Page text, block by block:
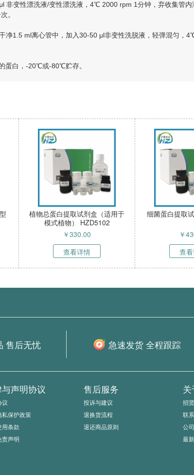
非变性漂洗液/变性漂洗液，4℃ 2000 rpm 1分钟，弃收集管内
。
净1.5 ml离心管中，加入30-50 μl非变性洗脱液，轻弹混匀，
蛋白，-20℃或-80℃贮存。
植物总蛋白提取试剂盒（适用于
模式植物） HZD5102
￥330.00
查看详情
细菌蛋白提取
￥
查
售后无忧 急速发货 全程跟踪
声明协议
议
私保护政策
用条款
责声明
售后服务
投诉与建议
退换货流程
退还商品原则
招
联
公
最